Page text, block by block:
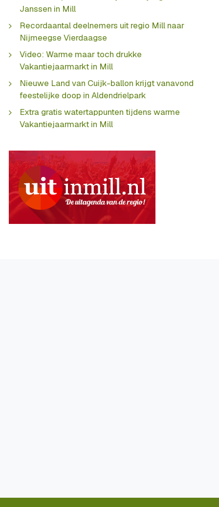
Janssen in Mill
Recordaantal deelnemers uit regio Mill naar
Nijmeegse Vierdaagse
Video: Warme maar toch drukke
Vakantiejaarmarkt in Mill
Nieuwe Land van Cuijk-ballon krijgt vanavond
feestelijke doop in Aldendrielpark
Extra gratis watertappunten tijdens warme
Vakantiejaarmarkt in Mill